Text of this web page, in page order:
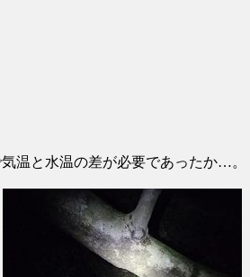
温と水温の差が必要であったか…。